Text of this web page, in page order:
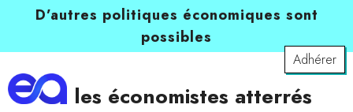
D’autres politiques économiques sont
possibles
Adhérer
les économistes atterrés